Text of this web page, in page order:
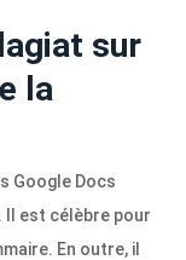
sur
la
Google Docs
Il est célèbre pour
En outre, il